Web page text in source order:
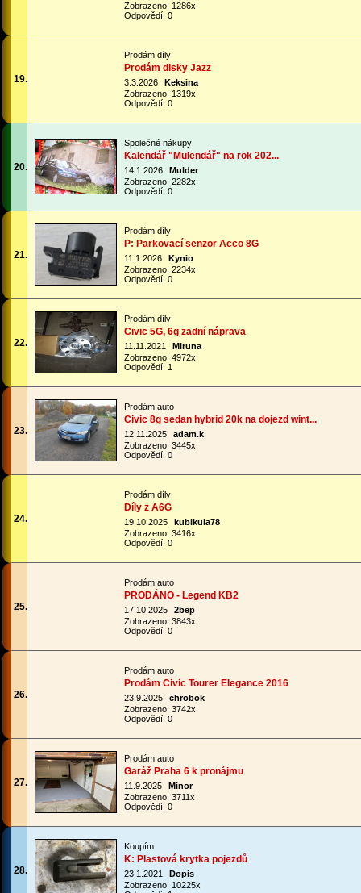
Zobrazeno: 1286x
Odpovědí: 0
19.
Prodám díly
Prodám disky Jazz
3.3.2026
Keksina
Zobrazeno: 1319x
Odpovědí: 0
20.
Společné nákupy
Kalendář "Mulendář" na rok 202...
14.1.2026
Mulder
Zobrazeno: 2282x
Odpovědí: 0
21.
Prodám díly
P: Parkovací senzor Acco 8G
11.1.2026
Kynio
Zobrazeno: 2234x
Odpovědí: 0
22.
Prodám díly
Civic 5G, 6g zadní náprava
11.11.2021
Miruna
Zobrazeno: 4972x
Odpovědí: 1
23.
Prodám auto
Civic 8g sedan hybrid 20k na dojezd wint...
12.11.2025
adam.k
Zobrazeno: 3445x
Odpovědí: 0
24.
Prodám díly
Díly z A6G
19.10.2025
kubikula78
Zobrazeno: 3416x
Odpovědí: 0
25.
Prodám auto
PRODÁNO - Legend KB2
17.10.2025
2bep
Zobrazeno: 3843x
Odpovědí: 0
26.
Prodám auto
Prodám Civic Tourer Elegance 2016
23.9.2025
chrobok
Zobrazeno: 3742x
Odpovědí: 0
27.
Prodám auto
Garáž Praha 6 k pronájmu
11.9.2025
Minor
Zobrazeno: 3711x
Odpovědí: 0
28.
Koupím
K: Plastová krytka pojezdů
23.1.2021
Dopis
Zobrazeno: 10225x